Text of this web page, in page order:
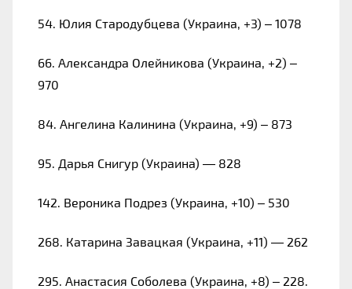
54. Юлия Стародубцева (Украина, +3) – 1078
66. Александра Олейникова (Украина, +2) –
970
84. Ангелина Калинина (Украина, +9) – 873
95. Дарья Снигур (Украина) — 828
142. Вероника Подрез (Украина, +10) – 530
268. Катарина Завацкая (Украина, +11) — 262
295. Анастасия Соболева (Украина, +8) – 228.